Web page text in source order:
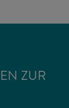
ZUR